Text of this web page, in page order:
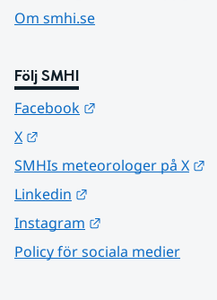
Om smhi.se
Följ SMHI
Facebook
X
SMHIs meteorologer på X
Linkedin
Instagram
Policy för sociala medier